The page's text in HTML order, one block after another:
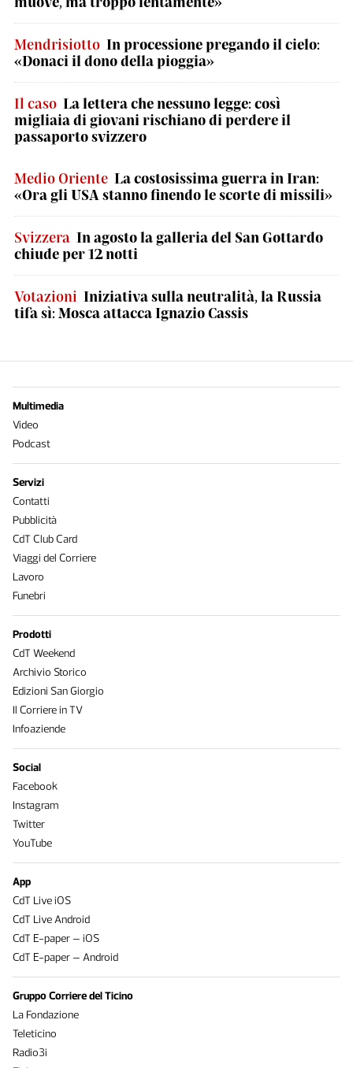
Mendrisiotto In processione pregando il cielo:
«Donaci il dono della pioggia»
Il caso La lettera che nessuno legge: così
migliaia di giovani rischiano di perdere il
passaporto svizzero
Medio Oriente La costosissima guerra in Iran:
«Ora gli USA stanno finendo le scorte di missili»
Svizzera In agosto la galleria del San Gottardo
chiude per 12 notti
Votazioni Iniziativa sulla neutralità, la Russia
tifa sì: Mosca attacca Ignazio Cassis
Multimedia
Video
Podcast
Servizi
Contatti
Pubblicità
CdT Club Card
Viaggi del Corriere
Lavoro
Funebri
Prodotti
CdT Weekend
Archivio Storico
Edizioni San Giorgio
Il Corriere in TV
Infoaziende
Social
Facebook
Instagram
Twitter
YouTube
App
CdT Live iOS
CdT Live Android
CdT E-paper – iOS
CdT E-paper – Android
Gruppo Corriere del Ticino
La Fondazione
Teleticino
Radio3i